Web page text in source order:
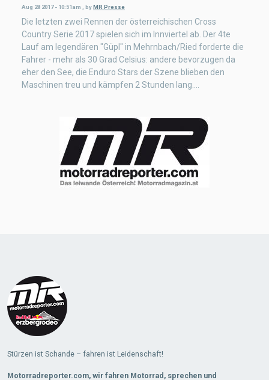
Aug 28 2017 - 10:51am byMR Presse
Die letzten zwei Rennen der österreichischen Cross
Country Serie 2017 spielen sich im Innviertel ab. Der 4te
Lauf am legendären "Güpl" in Mehrnbach/Ried forderte die
Fahrer - mehr als 30 Grad Celsius: andere bevorzugen da
eher den See, die Enduro Stars der Szene blieben den
Maschinen treu und kämpfen 2 Stunden lang....
Stürzen ist Schande – fahren ist Leidenschaft!
Motorradreporter.com, wir fahren Motorrad, sprechen und